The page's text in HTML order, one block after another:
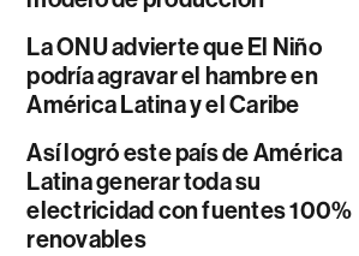
La ONU advierte que El Niño
podría agravar el hambre en
América Latina y el Caribe
Así logró este país de América
Latina generar toda su
electricidad con fuentes 100%
renovables